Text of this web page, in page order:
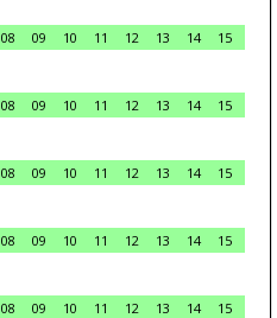
08 09 10 11 12 13 14
15
08 09 10 11 12 13 14
15
08 09 10 11 12 13 14
15
08 09 10 11 12 13 14
15
08 09 10 11 12 13 14
15